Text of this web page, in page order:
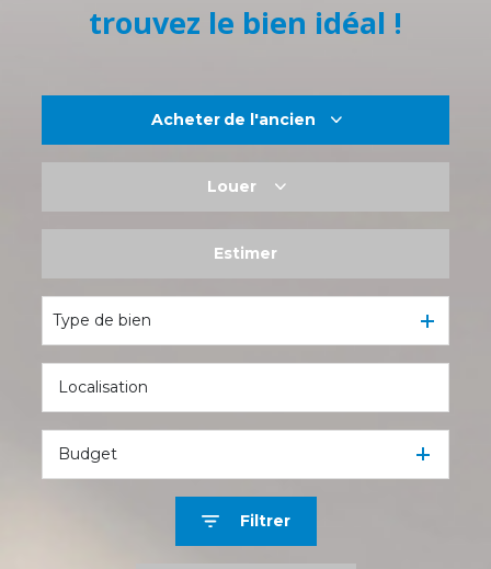
trouvez le bien idéal !
Acheter de l'ancien
Louer
Estimer
Type de bien
Budget
Filtrer